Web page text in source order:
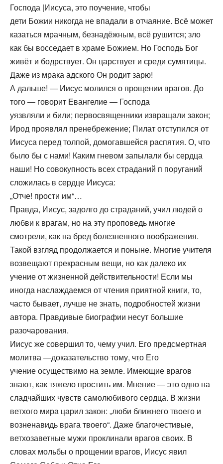
Господа |Иисуса, это поучение, чтобы
дети Божии никогда не впадали в отчаяние. Всё может
казаться мрачным, безнадёжным, всё рушится; зло
как бы восседает в храме Божием. Но Господь Бог
живёт и бодрствует. Он царствует и среди сумятицы.
Даже из мрака адского Он родит зарю!
А дальше! — Иисус молился о прощении врагов. До
того — говорит Евангелие — Господа
уязвляли и били; первосвященники извращали закон;
Ирод проявлял пренебрежение; Пилат отступился от
Иисуса перед толпой, домогавшейся распятия. О, что
было бы с нами! Каким гневом запылали бы сердца
наши! Но совокупность всех страданий п поруганий
сложилась в сердце Иисуса:
„Отче! прости им“…
Правда, Иисус, задолго до страданий, учил людей о
любви к врагам, но на эту проповедь многие
смотрели, как на бред болезненного воображения.
Такой взгляд продолжается и поныне. Многие учителя
возвещают прекрасным вещи, но как далеко их
учение от жизненной действительности! Если мы
иногда наслаждаемся от чтения приятной книги, то,
часто бывает, лучше не знать, подробностей жизни
автора. Правдивые биографии несут большие
разочарования.
Иисус же совершил то, чему учил. Его предсмертная
молитва —доказательство тому, что Его
учение осуществимо на земле. Имеющие врагов
знают, как тяжело простить им. Мнение — это одно на
сладчайших чувств самолюбивого сердца. В жизни
ветхого мира царил закон: „люби ближнего твоего и
возненавидь врага твоего“. Даже благочестивые,
ветхозаветные мужи проклинали врагов своих. В
словах мольбы о прощении врагов, Иисус явил